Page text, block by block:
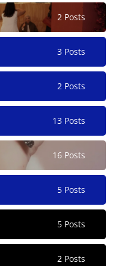
2 Posts
3 Posts
2 Posts
13 Posts
16 Posts
5 Posts
5 Posts
2 Posts